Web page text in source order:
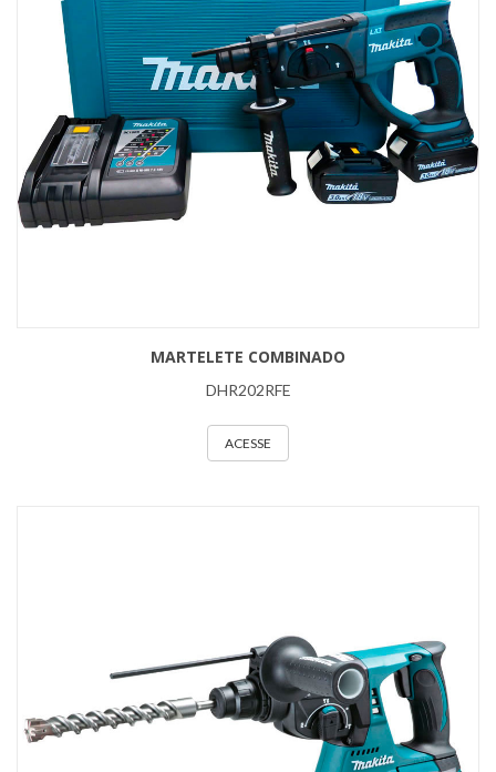
MARTELETE COMBINADO
DHR202RFE
ACESSE